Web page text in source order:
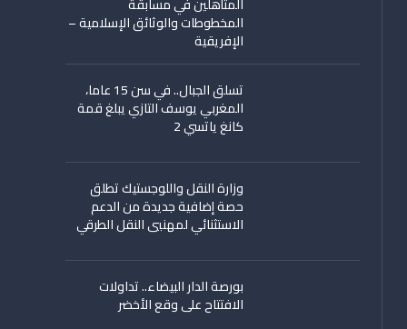
المخطوطات والوثائق الإسلامية –
الإفريقية
تسلق الجبال.. في سن 15 عاما،
المغربي يوسف التازي يبلغ قمة
كانغ ياتسي 2
وزارة النقل واللوجستيك تطلق
حصة إضافية جديدة من الدعم
الاستثنائي لمهنيي النقل الطرقي
بورصة الدار البيضاء.. تداولات
الافتتاح على وقع الأخضر